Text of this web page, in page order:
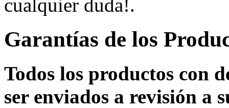
cualquier duda!.
Garantías de los
Todos los productos con
ser enviados a revisión a